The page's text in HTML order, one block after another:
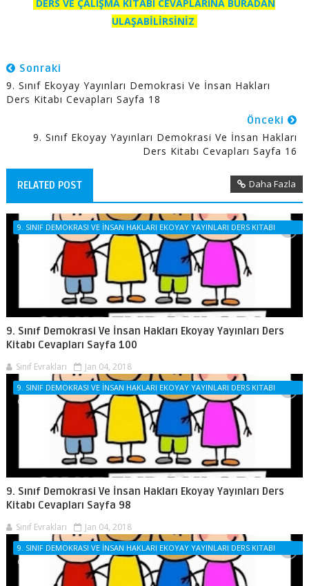
DERS VE ÇALIŞMA KİTABI CEVAPLARINA BURADAN
ULAŞABİLİRSİNİZ
Sonraki
9. Sınıf Ekoyay Yayınları Demokrasi Ve İnsan Hakları
Ders Kitabı Cevapları Sayfa 18
Önceki
9. Sınıf Ekoyay Yayınları Demokrasi Ve İnsan Hakları
Ders Kitabı Cevapları Sayfa 16
RELATED POST Daha Fazla
9. SINIF DEMOKRASI VE İNSAN HAKLARI EKOYAY YAYINLARI DERS KITABI
CEVAPLARI
9. Sınıf Demokrasi Ve İnsan Hakları Ekoyay Yayınları Ders
Kitabı Cevapları Sayfa 100
Sınıf Evrakları Jan 04, 2018
9. SINIF DEMOKRASI VE İNSAN HAKLARI EKOYAY YAYINLARI DERS KITABI
CEVAPLARI
9. Sınıf Demokrasi Ve İnsan Hakları Ekoyay Yayınları Ders
Kitabı Cevapları Sayfa 98
Sınıf Evrakları Jan 04, 2018
9. SINIF DEMOKRASI VE İNSAN HAKLARI EKOYAY YAYINLARI DERS KITABI
CEVAPLARI